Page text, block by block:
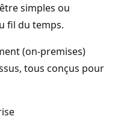
simples ou
fil du temps.
(on-premises)
tous conçus pour